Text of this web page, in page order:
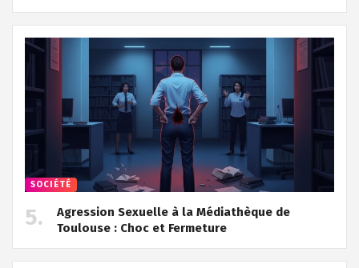
SOCIÉTÉ
Agression Sexuelle à la Médiathèque de
Toulouse : Choc et Fermeture